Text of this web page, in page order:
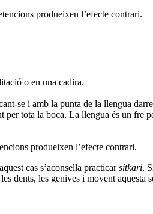
produeixen l’efecte contrari.
o en una cadira.
se i amb la punta de la llengua
per tota la boca. La llengua és un fre
produeixen l’efecte contrari.
cas s’aconsella practicarsitkari.
dents, les genives i movent aquesta